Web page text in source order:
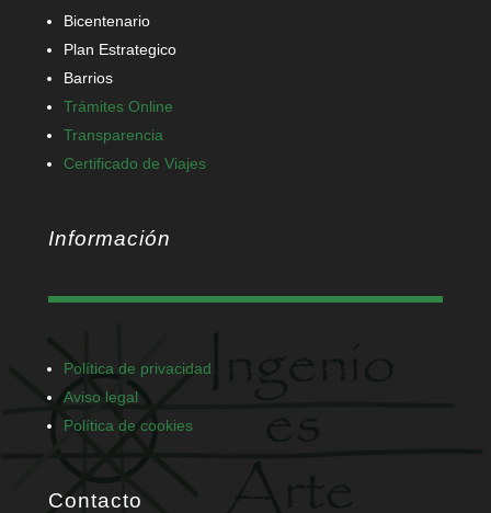
Bicentenario
Plan Estrategico
Barrios
Trámites Online
Transparencia
Certificado de Viajes
Información
Política de privacidad
Aviso legal
Política de cookies
Contacto